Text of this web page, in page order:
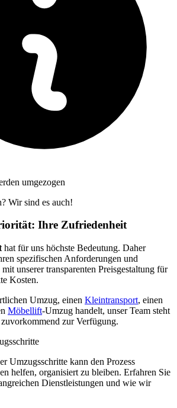
umgezogen
Wir sind es auch!
Ihre Zufriedenheit
hat für uns höchste Bedeutung. Daher
spezifischen Anforderungen und
unserer transparenten Preisgestaltung für
Kosten.
Umzug, einen Kleintransport, einen
Möbellift-Umzug handelt, unser Team steht
zur Verfügung.
Umzugsschritte kann den Prozess
helfen, organisiert zu bleiben. Erfahren Sie
Dienstleistungen und wie wir